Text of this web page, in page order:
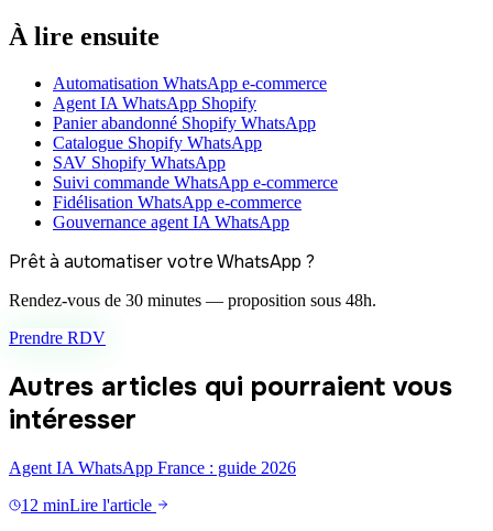
À lire ensuite
Automatisation WhatsApp e-commerce
Agent IA WhatsApp Shopify
Panier abandonné Shopify WhatsApp
Catalogue Shopify WhatsApp
SAV Shopify WhatsApp
Suivi commande WhatsApp e-commerce
Fidélisation WhatsApp e-commerce
Gouvernance agent IA WhatsApp
Prêt à automatiser votre WhatsApp ?
Rendez-vous de 30 minutes — proposition sous 48h.
Prendre RDV
Autres articles qui pourraient vous
intéresser
Agent IA WhatsApp France : guide 2026
12 minLire l'article